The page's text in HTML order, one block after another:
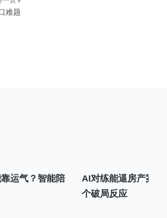
难题
运气？智能陪
AI对练能逼房产案
个破局反应